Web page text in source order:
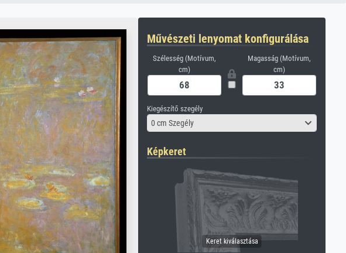
Művészeti lenyomat konfigurálása
Szélesség (Motívum,
cm)
Magasság (Motívum,
cm)
Kiegészítő szegély
0 cm Szegély
Képkeret